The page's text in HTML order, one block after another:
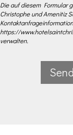
Die auf diesem Formular
Christophe und Amenitiz
https://
verwalten.